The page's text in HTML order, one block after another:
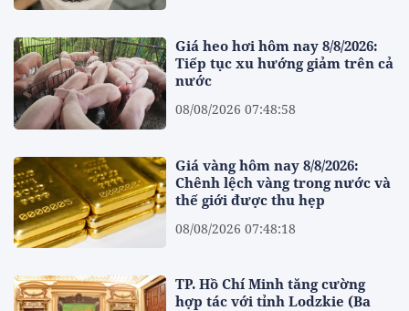
Giá heo hơi hôm nay 8/8/2026:
Tiếp tục xu hướng giảm trên cả
nước
08/08/2026 07:48:58
Giá vàng hôm nay 8/8/2026:
Chênh lệch vàng trong nước và
thế giới được thu hẹp
08/08/2026 07:48:18
TP. Hồ Chí Minh tăng cường
hợp tác với tỉnh Lodzkie (Ba